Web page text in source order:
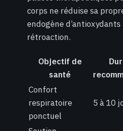
corps ne réduise sa
endogène
rétroaction.
Objectif de
santé
Confort
respiratoire
ponctuel
5 à 10